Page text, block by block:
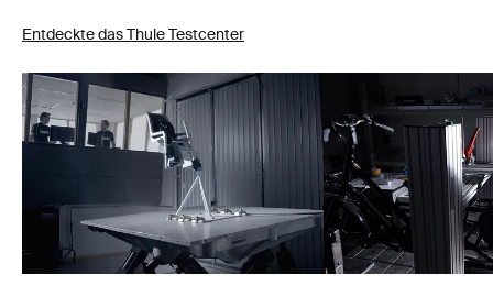
Entdeckte das Thule Testcenter